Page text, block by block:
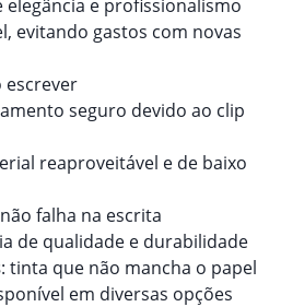
elegância e profissionalismo
evitando gastos com novas
escrever
seguro devido ao clip
reaproveitável e de baixo
falha na escrita
de qualidade e durabilidade
: tinta que não mancha o papel
em diversas opções